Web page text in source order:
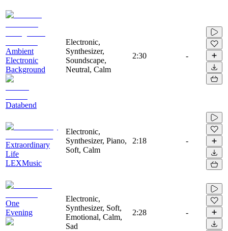
Ambient
Electronic
Background
Databend
Electronic,
Synthesizer,
Soundscape,
Neutral, Calm
2:30 -
Extraordinary
Life
LEXMusic
Electronic,
Synthesizer, Piano,
Soft, Calm
2:18 -
One
Evening
Electronic,
Synthesizer, Soft,
Emotional, Calm,
Sad
2:28 -